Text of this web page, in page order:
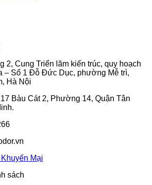
2, Cung Triển lãm kiến trúc, quy hoạch
– Số 1 Đỗ Đức Dục, phường Mễ trì,
Hà Nội
Bàu Cát 2, Phường 14, Quận Tân
Mại
sách